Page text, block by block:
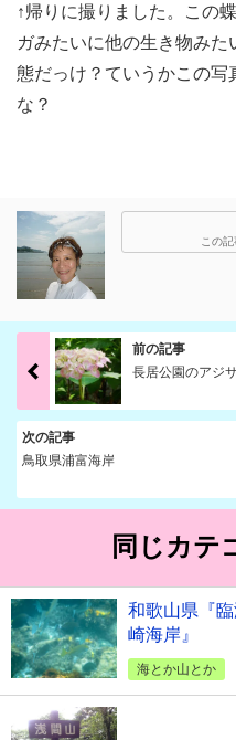
↑帰りに撮りました。この
ガみたいに他の生き物み
態だっけ？ていうかこの
な？
この
前の記事
長居公園のアジ
次の記事
鳥取県浦富海岸
同じカテ
和歌山県『
崎海岸』
海とか山とか